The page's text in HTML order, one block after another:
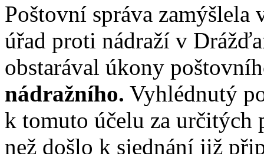
Poštovní správa
úřad proti nádraží v
obstarával úkony
nádražního. Vyhlédnutý
k tomuto účelu za určitých
než došlo k sjednání již